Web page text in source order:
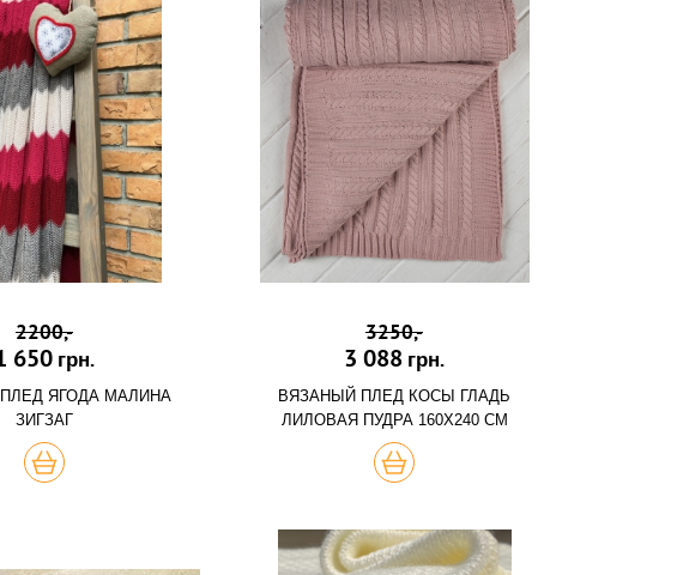
2200,-
650 грн.
ЯГОДА МАЛИНА
ЗИГЗАГ
ХОЧУ
3250,-
3 088 грн.
ВЯЗАНЫЙ ПЛЕД КОСЫ ГЛАДЬ
ЛИЛОВАЯ ПУДРА 160Х240 СМ
ХОЧУ